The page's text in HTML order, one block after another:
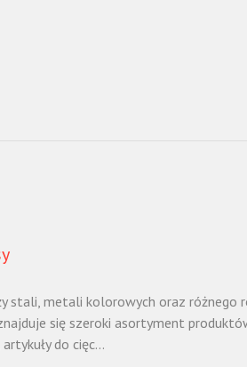
stali, metali kolorowych oraz różnego
się szeroki asortyment
do cięc...